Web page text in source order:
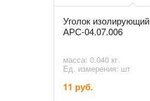
Уголок изолирующий
АРС-04.07.006
масса: 0.040 кг.
Ед. измерения: шт
11 руб.